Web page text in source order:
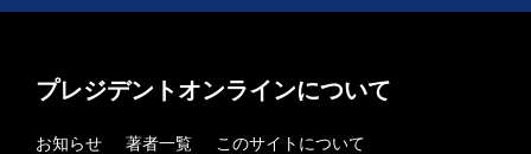
プレジデントオンラインについて
お知らせ 著者一覧
このサイトについて